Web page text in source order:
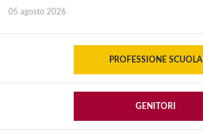
05 agosto 2026
PROFESSIONE SCUOLA
GENITORI